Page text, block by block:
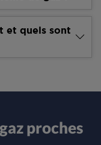
et quels sont
proches